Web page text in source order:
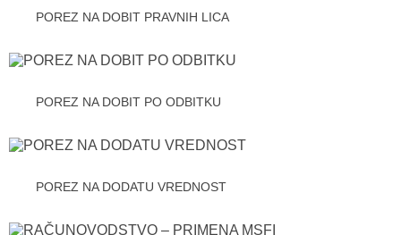
POREZ NA DOBIT PRAVNIH LICA
POREZ NA DOBIT PO ODBITKU
POREZ NA DODATU VREDNOST